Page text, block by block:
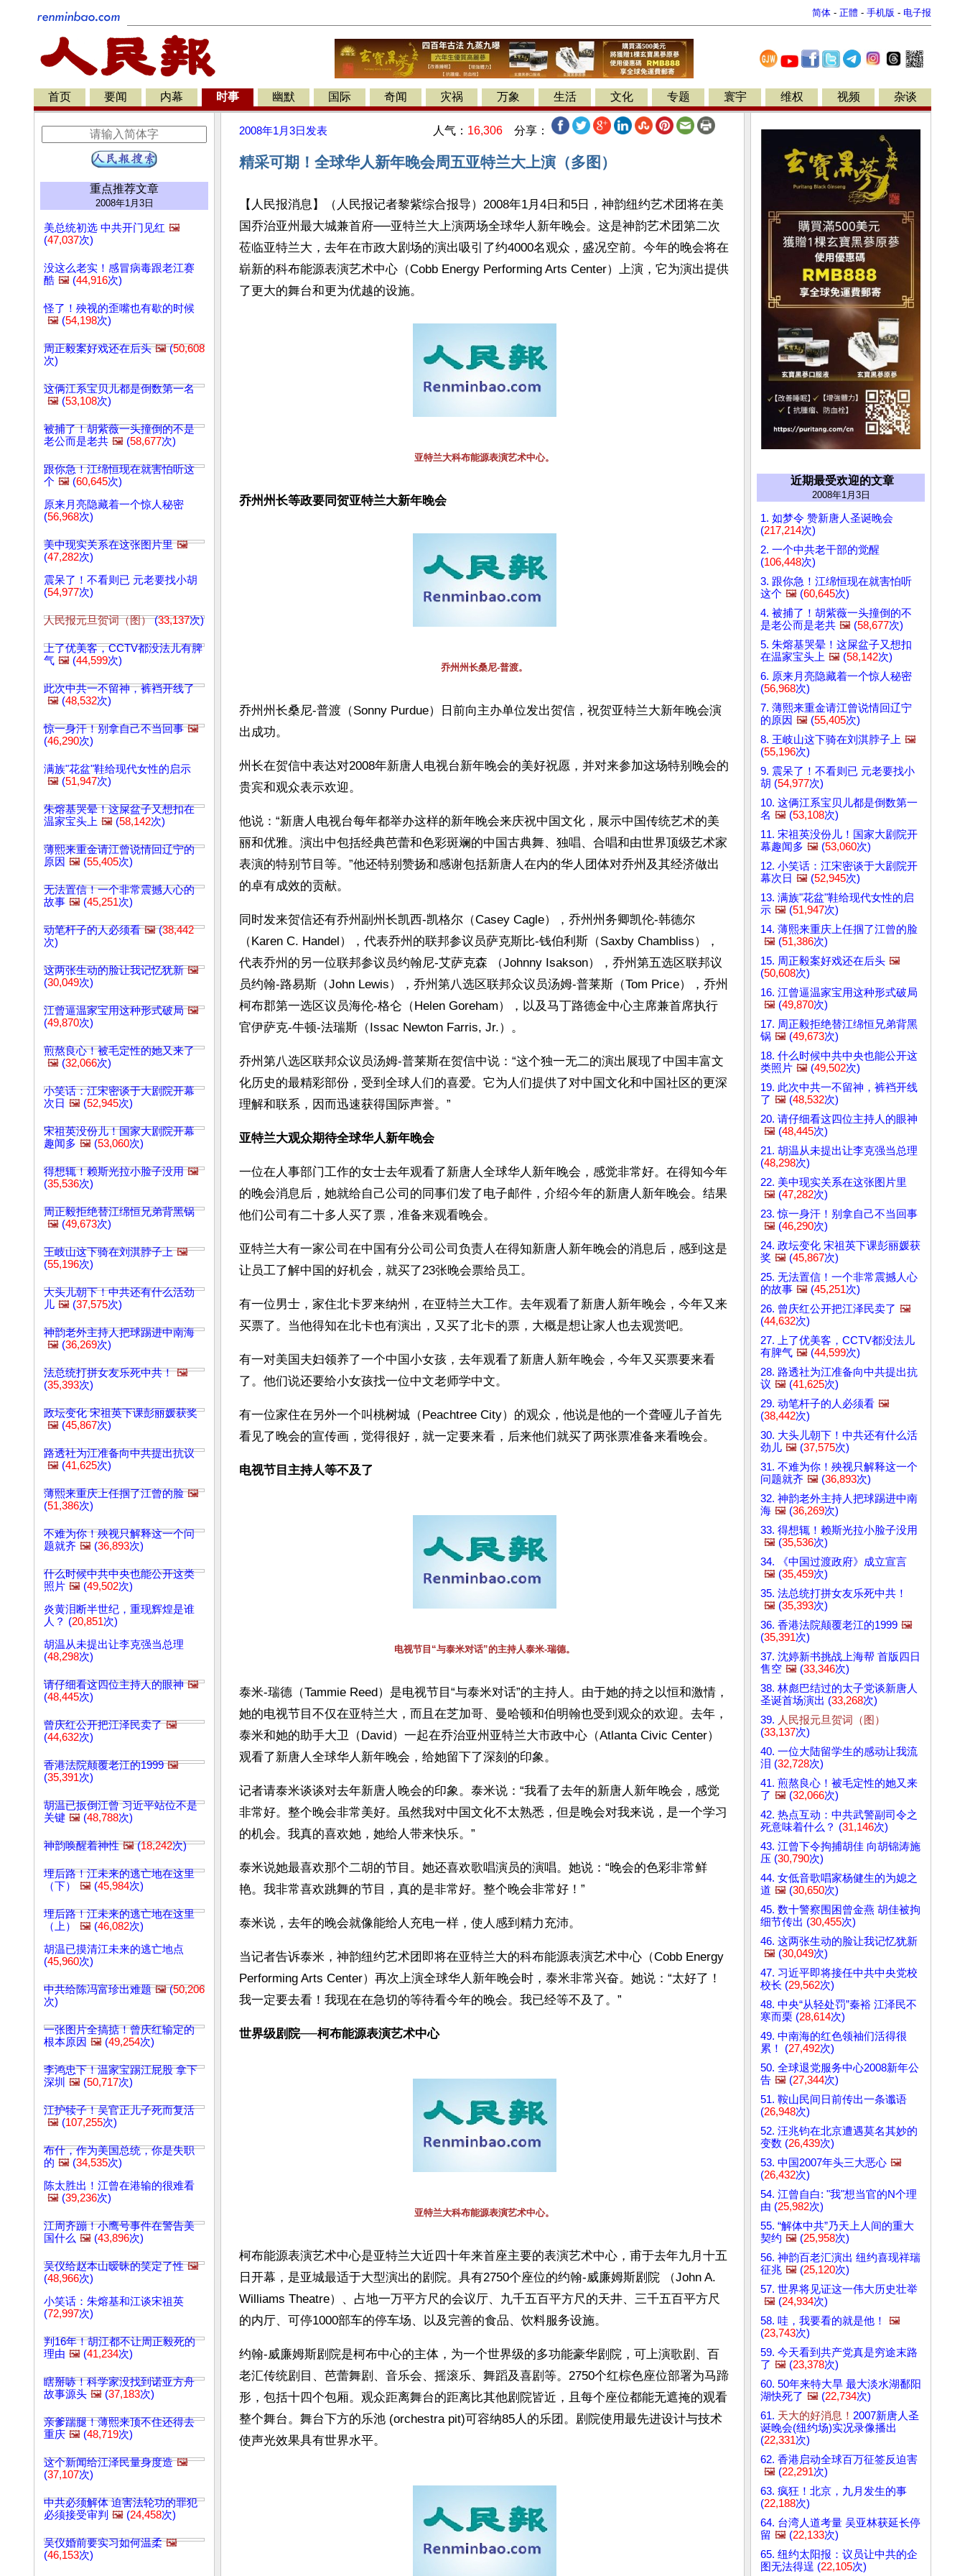
简体 - 正體 - 手机版 - 电子报
首页 要闻 内幕 时事 幽默 国际 奇闻 灾祸 万象 生活 文化 专题 寰宇 维权 视频 杂谈
重点推荐文章
2008年1月3日
美总统初选 中共开门见红 🖼️
(47,037次)
没这么老实！感冒病毒跟老江赛
酷 🖼️ (44,916次)
怪了！殃视的歪嘴也有歇的时候
🖼️ (54,198次)
周正毅案好戏还在后头 🖼️(50,608
次)
这俩江系宝贝儿都是倒数第一名
🖼️ (53,108次)
被捕了！胡紫薇一头撞倒的不是
老公而是老共 🖼️ (58,677次)
跟你急！江绵恒现在就害怕听这
个 🖼️ (60,645次)
原来月亮隐藏着一个惊人秘密
(56,968次)
美中现实关系在这张图片里 🖼️
(47,282次)
震呆了！不看则已 元老要找小胡
(54,977次)
人民报元旦贺词（图）(33,137次)
上了优美客，CCTV都没法儿有脾
气 🖼️ (44,599次)
此次中共一不留神，裤裆开线了
🖼️ (48,532次)
惊一身汗！别拿自己不当回事 🖼️
(46,290次)
满族"花盆"鞋给现代女性的启示
🖼️ (51,947次)
朱熔基哭晕！这屎盆子又想扣在
温家宝头上 🖼️ (58,142次)
薄熙来重金请江曾说情回辽宁的
原因 🖼️ (55,405次)
无法置信！一个非常震撼人心的
故事 🖼️ (45,251次)
动笔杆子的人必须看 🖼️(38,442
次)
这两张生动的脸让我记忆犹新 🖼️
(30,049次)
江曾逼温家宝用这种形式破局 🖼️
(49,870次)
煎熬良心！被毛定性的她又来了
🖼️ (32,066次)
小笑话：江宋密谈于大剧院开幕
次日 🖼️ (52,945次)
宋祖英没份儿！国家大剧院开幕
趣闻多 🖼️ (53,060次)
得想辄！赖斯光拉小脸子没用 🖼️
(35,536次)
周正毅拒绝替江绵恒兄弟背黑锅
🖼️ (49,673次)
王岐山这下骑在刘淇脖子上 🖼️
(55,196次)
大头儿朝下！中共还有什么活劲
儿 🖼️ (37,575次)
神韵老外主持人把球踢进中南海
🖼️ (36,269次)
法总统打拼女友乐死中共！ 🖼️
(35,393次)
政坛变化 宋祖英下课彭丽媛获奖
🖼️ (45,867次)
路透社为江准备向中共提出抗议
🖼️ (41,625次)
薄熙来重庆上任掴了江曾的脸 🖼️
(51,386次)
不难为你！殃视只解释这一个问
题就齐 🖼️ (36,893次)
什么时候中共中央也能公开这类
照片 🖼️ (49,502次)
炎黄泪断半世纪，重现辉煌是谁
人？ (20,851次)
胡温从未提出让李克强当总理
(48,298次)
请仔细看这四位主持人的眼神 🖼️
(48,445次)
曾庆红公开把江泽民卖了 🖼️
(44,632次)
香港法院颠覆老江的1999 🖼️
(35,391次)
胡温已扳倒江曾 习近平站位不是
关键 🖼️ (48,788次)
神韵唤醒着神性 🖼️(18,242次)
埋后路！江未来的逃亡地在这里
（下）
🖼️ (45,984次)
埋后路！江未来的逃亡地在这里
（上）
🖼️ (46,082次)
胡温已摸清江未来的逃亡地点
(45,960次)
中共给陈冯富珍出难题 🖼️(50,206
次)
一张图片全搞掂！曾庆红输定的
根本原因 🖼️ (49,254次)
李鸿忠下！温家宝踢江屁股 拿下
深圳
🖼️ (50,717次)
江护犊子！吴官正儿子死而复活
🖼️ (107,255次)
布什，作为美国总统，你是失职
的 🖼️ (34,535次)
陈太胜出！江曾在港输的很难看
🖼️ (39,236次)
江周齐蹦！小鹰号事件在警告美
国什么 🖼️ (43,896次)
吴仪给赵本山暧昧的笑定了性 🖼️
(48,966次)
小笑话：朱熔基和江谈宋祖英
(72,997次)
判16年！胡江都不让周正毅死的
理由 🖼️ (41,234次)
瞎掰哧！科学家没找到诺亚方舟
故事源头 🖼️ (37,183次)
亲爹踹腿！薄熙来顶不住还得去
重庆 🖼️ (48,719次)
这个新闻给江泽民量身度造 🖼️
(37,107次)
中共必须解体 迫害法轮功的罪犯
必须接受审判 🖼️ (24,458次)
吴仪婚前要实习如何温柔 🖼️
(46,153次)
2008年1月3日 发表 人气： 16,306 分享：
精采可期！全球华人新年晚会周五亚特兰大上演（多图）
【人民报消息】（人民报记者黎紫综合报导）2008年1月4日和5日，神韵纽约艺术团将在美
国乔治亚州最大城兼首府──亚特兰大上演两场全球华人新年晚会。这是神韵艺术团第二次
莅临亚特兰大，去年在市政大剧场的演出吸引了约4000名观众，盛况空前。今年的晚会将在
崭新的科布能源表演艺术中心（Cobb Energy Performing Arts Center）上演，它为演出提供
了更大的舞台和更为优越的设施。
亚特兰大科布能源表演艺术中心。
乔州州长等政要同贺亚特兰大新年晚会
乔州州长桑尼-普渡。
乔州州长桑尼-普渡（Sonny Purdue）日前向主办单位发出贺信，祝贺亚特兰大新年晚会演
出成功。
州长在贺信中表达对2008年新唐人电视台新年晚会的美好祝愿，并对来参加这场特别晚会的
贵宾和观众表示欢迎。
他说：“新唐人电视台每年都举办这样的新年晚会来庆祝中国文化，展示中国传统艺术的美
丽和优雅。演出中包括经典芭蕾和色彩斑斓的中国古典舞、独唱、合唱和由世界顶级艺术家
表演的特别节目等。”他还特别赞扬和感谢包括新唐人在内的华人团体对乔州及其经济做出
的卓有成效的贡献。
同时发来贺信还有乔州副州长凯西-凯格尔（Casey Cagle），乔州州务卿凯伦-韩德尔
（Karen C. Handel），代表乔州的联邦参议员萨克斯比-钱伯利斯（Saxby Chambliss），
代表乔州的另一位联邦参议员约翰尼-艾萨克森 （Johnny Isakson），乔州第五选区联邦议
员约翰-路易斯（John Lewis），乔州第八选区联邦众议员汤姆-普莱斯（Tom Price），乔州
柯布郡第一选区议员海伦-格仑（Helen Goreham），以及马丁路德金中心主席兼首席执行
官伊萨克-牛顿-法瑞斯（Issac Newton Farris, Jr.）。
乔州第八选区联邦众议员汤姆-普莱斯在贺信中说：“这个独一无二的演出展现了中国丰富文
化历史的最精彩部份，受到全球人们的喜爱。它为人们提供了对中国文化和中国社区的更深
理解和联系，因而迅速获得国际声誉。”
亚特兰大观众期待全球华人新年晚会
一位在人事部门工作的女士去年观看了新唐人全球华人新年晚会，感觉非常好。在得知今年
的晚会消息后，她就给自己公司的同事们发了电子邮件，介绍今年的新唐人新年晚会。结果
他们公司有二十多人买了票，准备来观看晚会。
亚特兰大有一家公司在中国有分公司公司负责人在得知新唐人新年晚会的消息后，感到这是
让员工了解中国的好机会，就买了23张晚会票给员工。
有一位男士，家住北卡罗来纳州，在亚特兰大工作。去年观看了新唐人新年晚会，今年又来
买票了。当他得知在北卡也有演出，又买了北卡的票，大概是想让家人也去观赏吧。
有一对美国夫妇领养了一个中国小女孩，去年观看了新唐人新年晚会，今年又买票要来看
了。他们说还要给小女孩找一位中文老师学中文。
有一位家住在另外一个叫桃树城（Peachtree City）的观众，他说是他的一个聋哑儿子首先
看见了晚会的宣传画，觉得很好，就一定要来看，后来他们就买了两张票准备来看晚会。
电视节目主持人等不及了
电视节目“与泰米对话”的主持人泰米-瑞德。
泰米-瑞德（Tammie Reed）是电视节目“与泰米对话”的主持人。由于她的持之以恒和激情，
她的电视节目不仅在亚特兰大，而且在芝加哥、曼哈顿和伯明翰也受到观众的欢迎。去年，
泰米和她的助手大卫（David）一起在乔治亚州亚特兰大市政中心（Atlanta Civic Center）
观看了新唐人全球华人新年晚会，给她留下了深刻的印象。
记者请泰米谈谈对去年新唐人晚会的印象。泰米说：“我看了去年的新唐人新年晚会，感觉
非常好。整个晚会非常美好。虽然我对中国文化不太熟悉，但是晚会对我来说，是一个学习
的机会。我真的喜欢她，她给人带来快乐。”
泰米说她最喜欢那个二胡的节目。她还喜欢歌唱演员的演唱。她说：“晚会的色彩非常鲜
艳。我非常喜欢跳舞的节目，真的是非常好。整个晚会非常好！”
泰米说，去年的晚会就像能给人充电一样，使人感到精力充沛。
当记者告诉泰米，神韵纽约艺术团即将在亚特兰大的科布能源表演艺术中心（Cobb Energy
Performing Arts Center）再次上演全球华人新年晚会时，泰米非常兴奋。她说：“太好了！
我一定要去看！我现在在急切的等待看今年的晚会。我已经等不及了。”
世界级剧院──柯布能源表演艺术中心
亚特兰大科布能源表演艺术中心。
柯布能源表演艺术中心是亚特兰大近四十年来首座主要的表演艺术中心，甫于去年九月十五
日开幕，是亚城最适于大型演出的剧院。具有2750个座位的约翰-威廉姆斯剧院 （John A.
Williams Theatre）、占地一万平方尺的会议厅、九千五百平方尺的天井、三千五百平方尺
的内厅、可停1000部车的停车场、以及完善的食品、饮料服务设施。
约翰-威廉姆斯剧院是柯布中心的主体，为一个世界级的多功能豪华剧院，可上演歌剧、百
老汇传统剧目、芭蕾舞剧、音乐会、摇滚乐、舞蹈及喜剧等。2750个红棕色座位部署为马蹄
形，包括十四个包厢。观众距离舞台的距离比其他剧院皆近，且每个座位都能无遮掩的观看
整个舞台。舞台下方的乐池 (orchestra pit)可容纳85人的乐团。剧院使用最先进设计与技术
使声光效果具有世界水平。
近期最受欢迎的文章
2008年1月3日
1. 如梦令 赞新唐人圣诞晚会
(217,214次)
2. 一个中共老干部的觉醒
(106,448次)
3. 跟你急！江绵恒现在就害怕听
这个 🖼️ (60,645次)
4. 被捕了！胡紫薇一头撞倒的不
是老公而是老共 🖼️ (58,677次)
5. 朱熔基哭晕！这屎盆子又想扣
在温家宝头上 🖼️ (58,142次)
6. 原来月亮隐藏着一个惊人秘密
(56,968次)
7. 薄熙来重金请江曾说情回辽宁
的原因 🖼️ (55,405次)
8. 王岐山这下骑在刘淇脖子上 🖼️
(55,196次)
9. 震呆了！不看则已 元老要找小
胡 (54,977次)
10. 这俩江系宝贝儿都是倒数第一
名 🖼️ (53,108次)
11. 宋祖英没份儿！国家大剧院开
幕趣闻多 🖼️ (53,060次)
12. 小笑话：江宋密谈于大剧院开
幕次日 🖼️ (52,945次)
13. 满族"花盆"鞋给现代女性的启
示 🖼️ (51,947次)
14. 薄熙来重庆上任掴了江曾的脸
🖼️ (51,386次)
15. 周正毅案好戏还在后头 🖼️
(50,608次)
16. 江曾逼温家宝用这种形式破局
🖼️ (49,870次)
17. 周正毅拒绝替江绵恒兄弟背黑
锅 🖼️ (49,673次)
18. 什么时候中共中央也能公开这
类照片 🖼️ (49,502次)
19. 此次中共一不留神，裤裆开线
了 🖼️ (48,532次)
20. 请仔细看这四位主持人的眼神
🖼️ (48,445次)
21. 胡温从未提出让李克强当总理
(48,298次)
22. 美中现实关系在这张图片里
🖼️ (47,282次)
23. 惊一身汗！别拿自己不当回事
🖼️ (46,290次)
24. 政坛变化 宋祖英下课彭丽媛获
奖 🖼️ (45,867次)
25. 无法置信！一个非常震撼人心
的故事 🖼️ (45,251次)
26. 曾庆红公开把江泽民卖了 🖼️
(44,632次)
27. 上了优美客，CCTV都没法儿
有脾气 🖼️ (44,599次)
28. 路透社为江准备向中共提出抗
议 🖼️ (41,625次)
29. 动笔杆子的人必须看 🖼️
(38,442次)
30. 大头儿朝下！中共还有什么活
劲儿 🖼️ (37,575次)
31. 不难为你！殃视只解释这一个
问题就齐 🖼️ (36,893次)
32. 神韵老外主持人把球踢进中南
海 🖼️ (36,269次)
33. 得想辄！赖斯光拉小脸子没用
🖼️ (35,536次)
34. 《中国过渡政府》成立宣言
🖼️ (35,459次)
35. 法总统打拼女友乐死中共！
🖼️ (35,393次)
36. 香港法院颠覆老江的1999 🖼️
(35,391次)
37. 沈婷新书挑战上海帮 首版四日
售空 🖼️ (33,346次)
38. 林彪巴结过的太子党谈新唐人
圣诞首场演出 (33,268次)
39. 人民报元旦贺词（图）
(33,137次)
40. 一位大陆留学生的感动让我流
泪 (32,728次)
41. 煎熬良心！被毛定性的她又来
了 🖼️ (32,066次)
42. 热点互动：中共武警副司令之
死意味着什么？ (31,146次)
43. 江曾下令拘捕胡佳 向胡锦涛施
压 (30,790次)
44. 女低音歌唱家杨健生的为媳之
道 🖼️ (30,650次)
45. 数十警察围困曾金燕 胡佳被拘
细节传出 (30,455次)
46. 这两张生动的脸让我记忆犹新
🖼️ (30,049次)
47. 习近平即将接任中共中央党校
校长 (29,562次)
48. 中央“从轻处罚”秦裕 江泽民不
寒而栗 (28,614次)
49. 中南海的红色领袖们活得很
累！ (27,492次)
50. 全球退党服务中心2008新年公
告 🖼️ (27,344次)
51. 鞍山民间日前传出一条谶语
(26,948次)
52. 汪兆钧在北京遭遇莫名其妙的
变数 (26,439次)
53. 中国2007年头三大恶心 🖼️
(26,432次)
54. 江曾自白: "我"想当官的N个理
由 (25,982次)
55. “解体中共”乃天上人间的重大
契约 🖼️ (25,958次)
56. 神韵百老汇演出 纽约喜现祥瑞
征兆 🖼️ (25,120次)
57. 世界将见证这一伟大历史壮举
🖼️ (24,934次)
58. 哇，我要看的就是他！
🖼️
(23,743次)
59. 今天看到共产党真是穷途末路
了 🖼️ (23,378次)
60. 50年来特大旱 最大淡水湖鄱阳
湖快死了 🖼️ (22,734次)
61. 天大的好消息！ 2007新唐人圣
诞晚会(纽约场)实况录像播出
(22,331次)
62. 香港启动全球百万征签反迫害
🖼️ (22,291次)
63. 疯狂！北京，九月发生的事
(22,188次)
64. 台湾人道考量 吴亚林获延长停
留 🖼️ (22,133次)
65. 纽约太阳报：议员让中共的企
图无法得逞 (22,105次)